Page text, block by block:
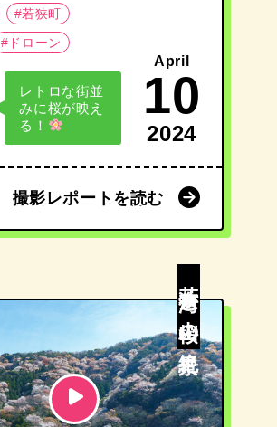
#若狭町
#ドローン
レトロな街並
みに桜が映え
る！
April
10
2024
撮影レポートを読む
若狭湾と山桜の絶景